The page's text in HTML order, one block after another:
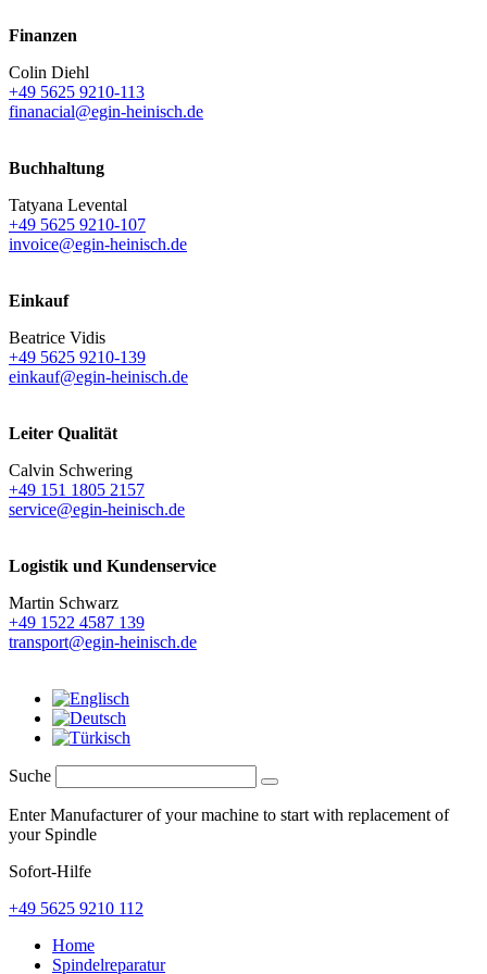
Finanzen
Colin Diehl
+49 5625 9210-113
finanacial@egin-heinisch.de
Buchhaltung
Tatyana Levental
+49 5625 9210-107
invoice@egin-heinisch.de
Einkauf
Beatrice Vidis
+49 5625 9210-139
einkauf@egin-heinisch.de
Leiter Qualität
Calvin Schwering
+49 151 1805 2157
service@egin-heinisch.de
Logistik und Kundenservice
Martin Schwarz
+49 1522 4587 139
transport@egin-heinisch.de
Suche
Enter Manufacturer of your machine to start with replacement of
your Spindle
Sofort-Hilfe
+49 5625 9210 112
Home
Spindelreparatur